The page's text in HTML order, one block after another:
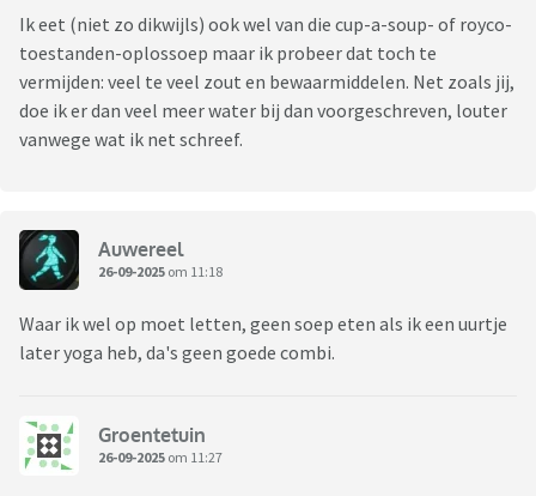
Ik eet (niet zo dikwijls) ook wel van die cup-a-soup- of royco-
toestanden-oplossoep maar ik probeer dat toch te
vermijden: veel te veel zout en bewaarmiddelen. Net zoals jij,
doe ik er dan veel meer water bij dan voorgeschreven, louter
vanwege wat ik net schreef.
Auwereel
26-09-2025 om 11:18
Waar ik wel op moet letten, geen soep eten als ik een uurtje
later yoga heb, da's geen goede combi.
Groentetuin
26-09-2025 om 11:27